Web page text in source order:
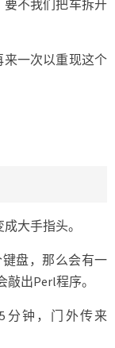
不我们把车拆开
一次以重现这个
大手指头。
盘，那么会有一
出Perl程序。
分钟，门外传来